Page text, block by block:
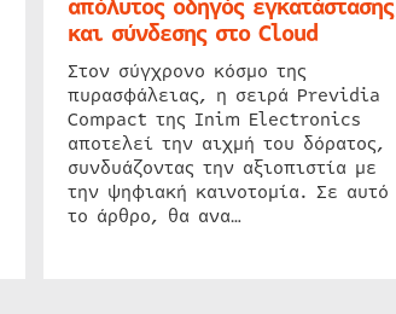
απόλυτος οδηγός εγκατάστασης
και σύνδεσης στο Cloud
Στον σύγχρονο κόσμο της
πυρασφάλειας, η σειρά Previdia
Compact της Inim Electronics
αποτελεί την αιχμή του δόρατος,
συνδυάζοντας την αξιοπιστία με
την ψηφιακή καινοτομία. Σε αυτό
το άρθρο, θα ανα…